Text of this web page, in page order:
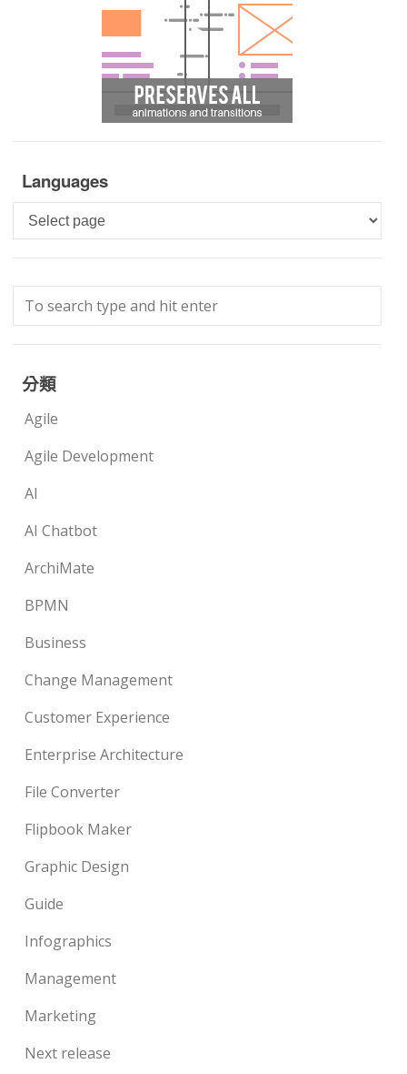
Languages
Languages
分類
Agile
Agile Development
AI
AI Chatbot
ArchiMate
BPMN
Business
Change Management
Customer Experience
Enterprise Architecture
File Converter
Flipbook Maker
Graphic Design
Guide
Infographics
Management
Marketing
Next release